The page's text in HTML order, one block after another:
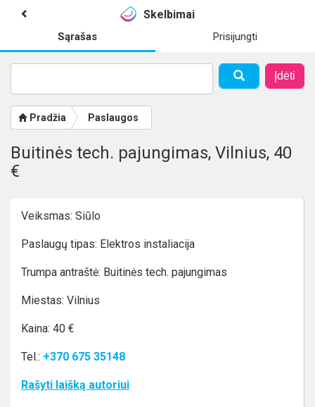
Skelbimai
Sąrašas Prisijungti
Įdėti
Pradžia Paslaugos
Buitinės tech. pajungimas, Vilnius, 40
€
Veiksmas: Siūlo
Paslaugų tipas: Elektros instaliacija
Trumpa antraštė: Buitinės tech. pajungimas
Miestas: Vilnius
Kaina: 40 €
Tel.: +370 675 35148
Rašyti laišką autoriui